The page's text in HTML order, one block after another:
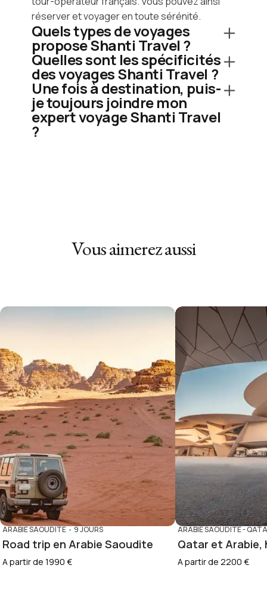
réserver et voyager en toute sérénité.
Quels types de voyages
propose Shanti Travel ?
Quelles sont les spécificités
des voyages Shanti Travel ?
Une fois à destination, puis-
je toujours joindre mon
expert voyage Shanti Travel
?
Vous aimerez aussi
ARABIE SAOUDITE•9 JOURS
Road trip en Arabie Saoudite
A partir de 1990 €
ARABIE SAOUDITE-
Qatar et
A partir de 2200 €